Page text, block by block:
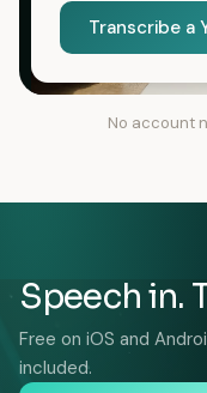
Transcribe a
No account
Speech in.
Free on iOS and
included.